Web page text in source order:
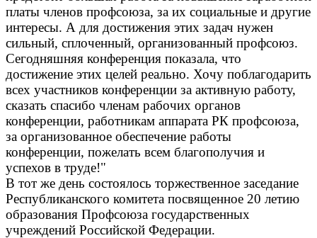
платы членов профсоюза, за их социальные и другие
интересы. А для достижения этих задач нужен
сильный, сплоченный, организованный профсоюз.
Сегодняшняя конференция показала, что
достижение этих целей реально. Хочу поблагодарить
всех участников конференции за активную работу,
сказать спасибо членам рабочих органов
конференции, работникам аппарата РК профсоюза,
за организованное обеспечение работы
конференции, пожелать всем благополучия и
успехов в труде!"
В тот же день состоялось торжественное заседание
Республиканского комитета посвященное 20 летию
образования Профсоюза государственных
учреждений Российской Федерации.